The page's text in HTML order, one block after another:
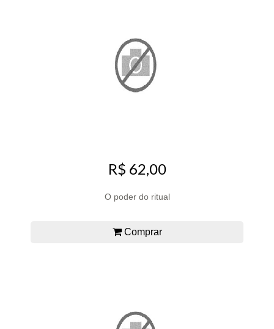
R$ 62,00
O poder do ritual
Comprar